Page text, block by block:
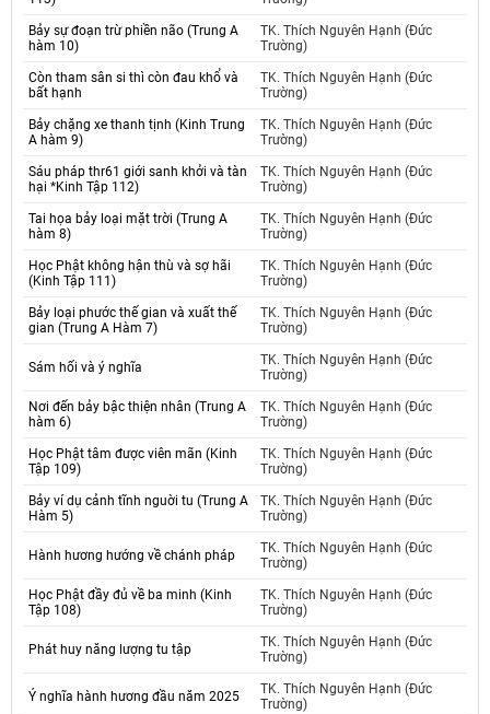
Bảy sự đoạn trừ phiền não (Trung A
hàm 10)
TK. Thích Nguyên Hạnh (Đức
Trường)
Còn tham sân si thì còn đau khổ và
bất hạnh
TK. Thích Nguyên Hạnh (Đức
Trường)
Bảy chặng xe thanh tịnh (Kinh Trung
A hàm 9)
TK. Thích Nguyên Hạnh (Đức
Trường)
Sáu pháp thr61 giới sanh khởi và tàn
hại *Kinh Tập 112)
TK. Thích Nguyên Hạnh (Đức
Trường)
Tai họa bảy loại mặt trời (Trung A
hàm 8)
TK. Thích Nguyên Hạnh (Đức
Trường)
Học Phật không hận thù và sợ hãi
(Kinh Tập 111)
TK. Thích Nguyên Hạnh (Đức
Trường)
Bảy loại phước thế gian và xuất thế
gian (Trung A Hàm 7)
TK. Thích Nguyên Hạnh (Đức
Trường)
Sám hối và ý nghĩa
TK. Thích Nguyên Hạnh (Đức
Trường)
Nơi đến bảy bậc thiện nhân (Trung A
hàm 6)
TK. Thích Nguyên Hạnh (Đức
Trường)
Học Phật tâm được viên mãn (Kinh
Tập 109)
TK. Thích Nguyên Hạnh (Đức
Trường)
Bảy ví dụ cảnh tĩnh nguời tu (Trung A
Hàm 5)
TK. Thích Nguyên Hạnh (Đức
Trường)
Hành hương hướng về chánh pháp
TK. Thích Nguyên Hạnh (Đức
Trường)
Học Phật đầy đủ về ba minh (Kinh
Tập 108)
TK. Thích Nguyên Hạnh (Đức
Trường)
Phát huy năng lượng tu tập
TK. Thích Nguyên Hạnh (Đức
Trường)
Ý nghĩa hành hương đầu năm 2025
TK. Thích Nguyên Hạnh (Đức
Trường)